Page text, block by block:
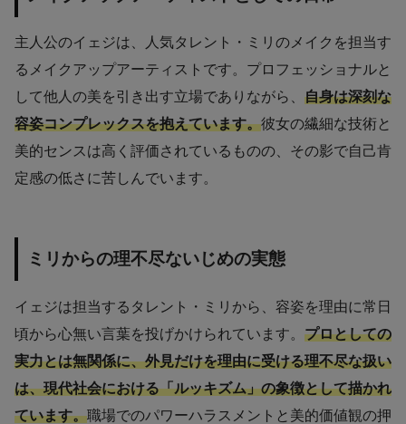
主人公のイェジは、人気タレント・ミリのメイクを担当す
るメイクアップアーティストです。プロフェッショナルと
して他人の美を引き出す立場でありながら、 自身は深刻な
容姿コンプレックスを抱えています。彼女の繊細な技術と
美的センスは高く評価されているものの、その影で自己肯
定感の低さに苦しんでいます。
ミリからの理不尽ないじめの実態
イェジは担当するタレント・ミリから、容姿を理由に常日
頃から心無い言葉を投げかけられています。 プロとしての
実力とは無関係に、外見だけを理由に受ける理不尽な扱い
は、現代社会における「ルッキズム」の象徴として描かれ
ています。職場でのパワーハラスメントと美的価値観の押